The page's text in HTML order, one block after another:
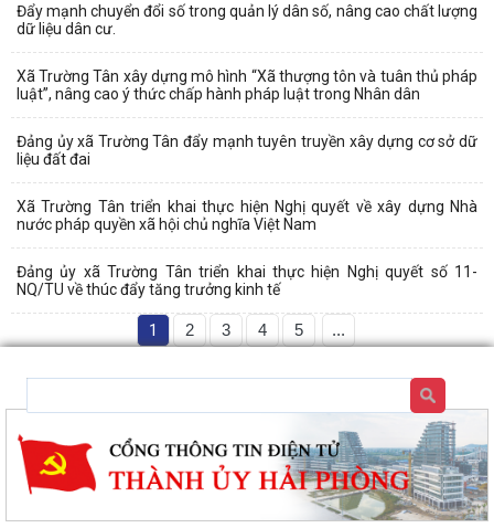
Đẩy mạnh chuyển đổi số trong quản lý dân số, nâng cao chất lượng
dữ liệu dân cư.
Xã Trường Tân xây dựng mô hình “Xã thượng tôn và tuân thủ pháp
luật”, nâng cao ý thức chấp hành pháp luật trong Nhân dân
Đảng ủy xã Trường Tân đẩy mạnh tuyên truyền xây dựng cơ sở dữ
liệu đất đai
Xã Trường Tân triển khai thực hiện Nghị quyết về xây dựng Nhà
nước pháp quyền xã hội chủ nghĩa Việt Nam
Đảng ủy xã Trường Tân triển khai thực hiện Nghị quyết số 11-
NQ/TU về thúc đẩy tăng trưởng kinh tế
1 2 3 4 5 ...